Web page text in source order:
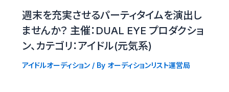
週末を充実させるパーティタイムを演出し
ませんか？ 主催：DUAL EYE プロダクショ
ン、カテゴリ：アイドル(元気系)
アイドルオーディション/ By オーディションリスト運営局